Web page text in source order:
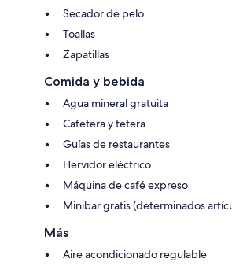
Secador de pelo
Toallas
Zapatillas
Comida y bebida
Agua mineral gratuita
Cafetera y tetera
Guías de restaurantes
Hervidor eléctrico
Máquina de café expreso
Minibar gratis (determinados
Más
Aire acondicionado regulable